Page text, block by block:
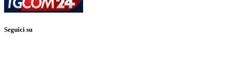
Seguici su